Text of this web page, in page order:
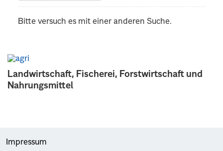
Landwirtschaft, Fischerei, Forstwirtschaft und
Nahrungsmittel
Bitte versuch es mit einer anderen Suche.
Impressum